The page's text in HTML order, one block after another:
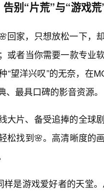
别“片荒”与“游戏荒
回家，只想放松一下，
或者当你需要一款专业
“望洋兴叹”的无奈，在
最具口碑的影音资源。
大片、备受追捧的全球
松找到🌸。高清晰度的
样是游戏爱好者的天堂